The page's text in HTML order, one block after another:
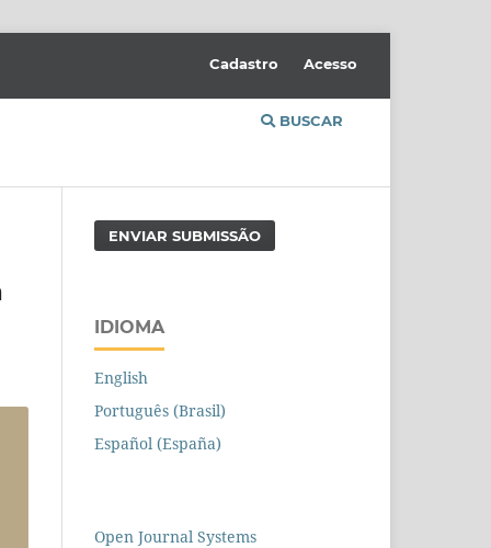
BUSCAR
Cadastro Acesso
ENVIAR SUBMISSÃO
IDIOMA
English
Português (Brasil)
Español (España)
Open Journal Systems